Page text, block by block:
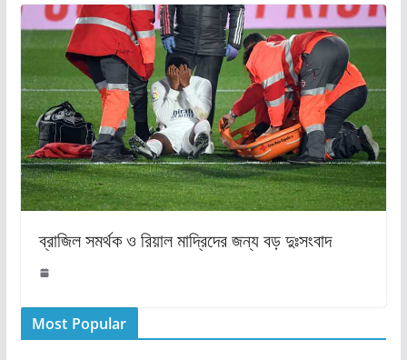
ব্রাজিল সমর্থক ও রিয়াল মাদ্রিদের জন্য বড় দুঃসংবাদ
Most Popular